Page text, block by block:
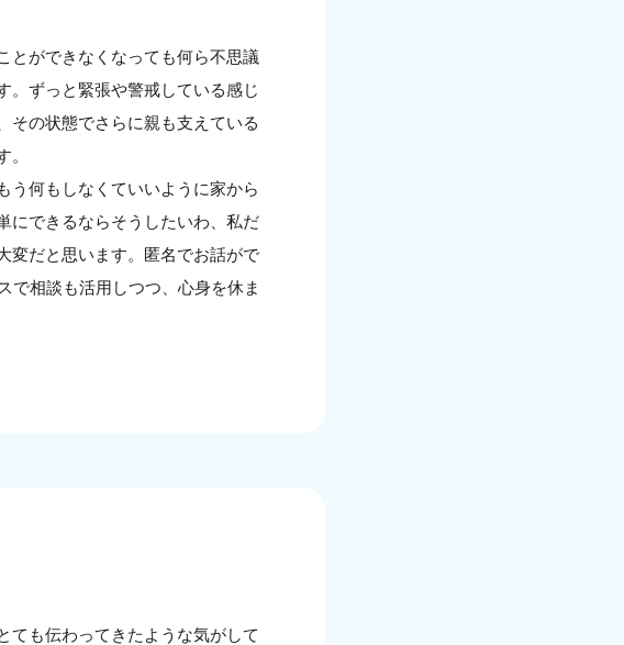
とができなくなっても何ら不思議
ずっと緊張や警戒している感じ
その状態でさらに親も支えている
う何もしなくていいように家から
にできるならそうしたいわ、私だ
変だと思います。匿名でお話がで
で相談も活用しつつ、心身を休ま
ても伝わってきたような気がして